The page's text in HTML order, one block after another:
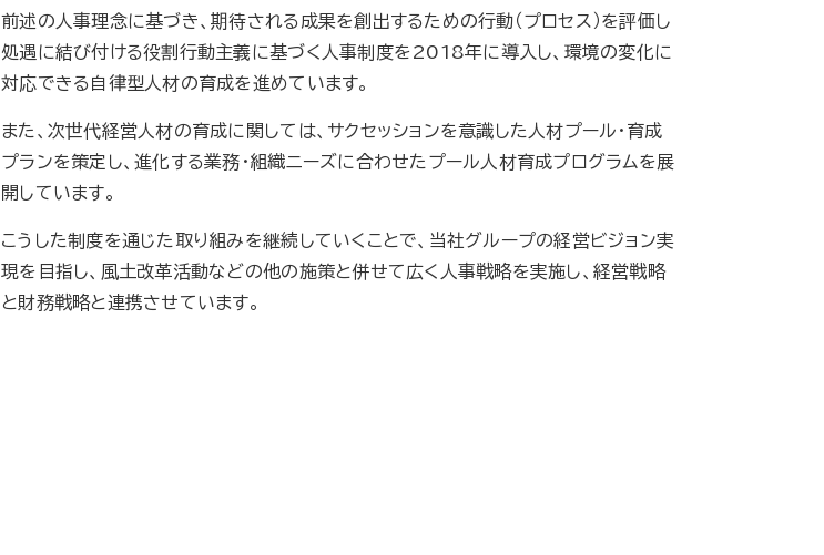
前述の人事理念に基づき、期待される成果を創出するための行動（プロセス）を評価し
処遇に結び付ける役割行動主義に基づく人事制度を2018年に導入し、環境の変化に
対応できる自律型人材の育成を進めています。
また、次世代経営人材の育成に関しては、サクセッションを意識した人材プール・育成
プランを策定し、進化する業務・組織ニーズに合わせたプール人材育成プログラムを展
開しています。
こうした制度を通じた取り組みを継続していくことで、当社グループの経営ビジョン実
現を目指し、風土改革活動などの他の施策と併せて広く人事戦略を実施し、経営戦略
と財務戦略と連携させています。